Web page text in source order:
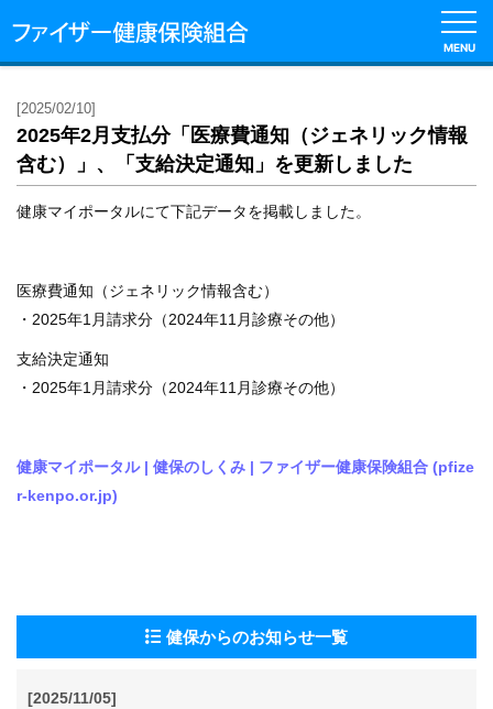
MENU
健
保
の
保
の
健
各
手
き
[2025/02/10]
2025年2月支払分「医療費通知（ジェネリック情報
含む）」、「支給決定通知」を更新しました
健康マイポータルにて下記データを掲載しました。
医療費通知（ジェネリック情報含む）
・2025年1月請求分（2024年11月診療その他）
支給決定通知
・2025年1月請求分（2024年11月診療その他）
健康マイポータル | 健保のしくみ | ファイザー健康保険組合 (pfize
r-kenpo.or.jp)
健保からのお知らせ一覧
[2025/11/05]